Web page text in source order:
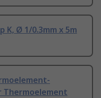
K, Ø 1/0.3mm x 5m
Thermoelement